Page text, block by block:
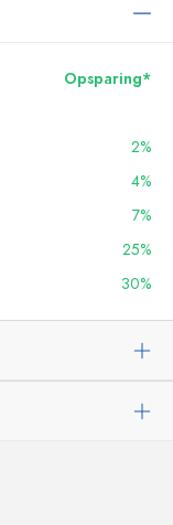
Opsparing*
2%
4%
7%
25%
30%